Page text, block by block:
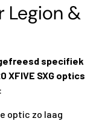
Legion &
specifiek
XFIVE SXG optics
optic zo laag